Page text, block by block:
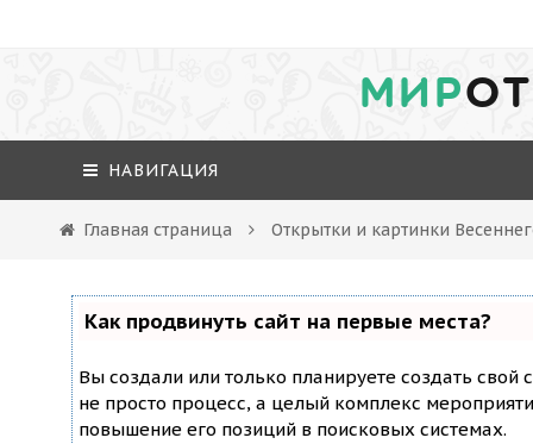
МИР
НАВИГАЦИЯ
Главная страница Открытки и картинки
Как продвинуть сайт на первые места?
Вы создали или только планируете создать свой
не просто процесс, а целый комплекс
повышение его позиций в поисковых системах.